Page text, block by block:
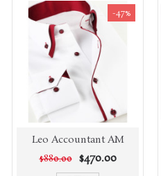
-47%
Leo Accountant AM
$880.00 $470.00